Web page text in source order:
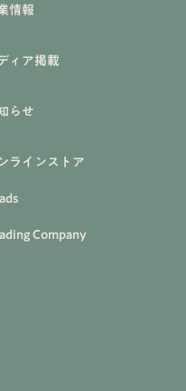
情報
ィア掲載
らせ
ラインストア
Company